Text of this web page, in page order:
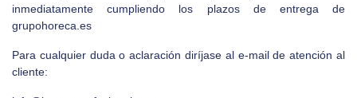
inmediatamente cumpliendo los plazos de entrega de
grupohoreca.es
Para cualquier duda o aclaración diríjase al e-mail de atención al
cliente: